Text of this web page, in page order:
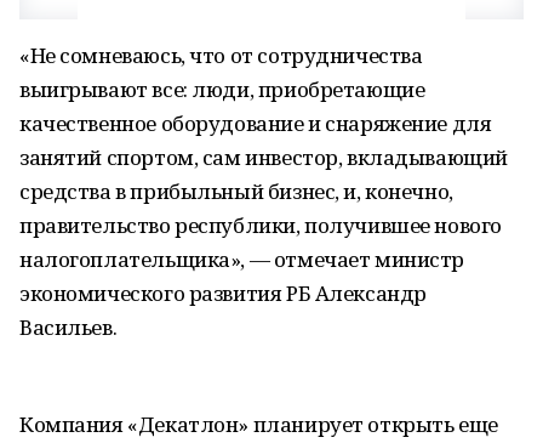
«Не сомневаюсь, что от сотрудничества
выигрывают все: люди, приобретающие
качественное оборудование и снаряжение для
занятий спортом, сам инвестор, вкладывающий
средства в прибыльный бизнес, и, конечно,
правительство республики, получившее нового
налогоплательщика», — отмечает министр
экономического развития РБ Александр
Васильев.
Компания «Декатлон» планирует открыть еще